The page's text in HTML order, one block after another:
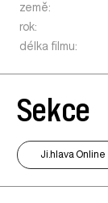
země:
rok:
délka filmu:
Sekce
Ji.hlava Online